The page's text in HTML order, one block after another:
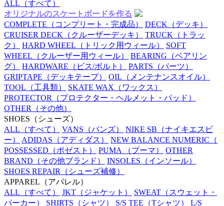
ALL （すべて）
オリジナルのスケートボードを作る
COMPLETE （コンプリート・完成品） DECK （デッキ）
CRUISER DECK （クルーザーデッキ） TRUCK （トラッ
ク）
HARD WHEEL （トリック用ウィール）
SOFT
WHEEL （クルーザー用ウィール） BEARING （ベアリン
グ）
HARDWARE （ビス/ボルト） PARTS （パーツ）
GRIPTAPE （デッキテープ） OIL （メンテナンスオイル）
TOOL （工具類） SKATE WAX （ワックス）
PROTECTOR （プロテクター・ヘルメット・パッド）
OTHER （その他）
SHOES （シューズ）
ALL （すべて） VANS （バンズ） NIKE SB （ナイキエスビ
ー）
ADIDAS （アディダス） NEW BALANCE NUMERIC （
POSSESSED （ポゼスト） PUMA （プーマ）
OTHER
BRAND （その他ブランド） INSOLES （インソール）
SHOES REPAIR （シューズ補修）
APPAREL （アパレル）
ALL （すべて） JKT （ジャケット） SWEAT （スウェット・
パーカー）
SHIRTS （シャツ） S/S TEE （Tシャツ）
L/S